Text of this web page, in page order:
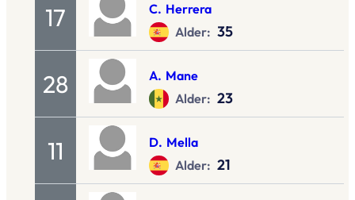
17 C. Herrera
Alder: 35
28 A. Mane
Alder: 23
11 D. Mella
Alder: 21